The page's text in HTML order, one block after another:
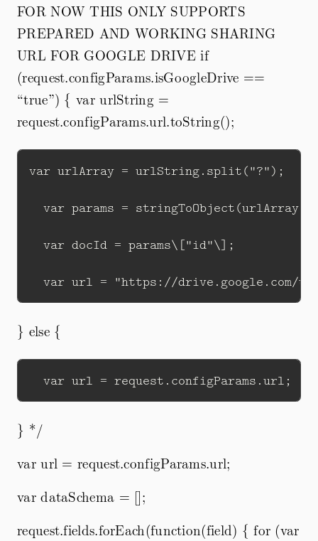
FOR NOW THIS ONLY SUPPORTS
PREPARED AND WORKING SHARING
URL FOR GOOGLE DRIVE if
(request.configParams.isGoogleDrive ==
“true”) { var urlString =
request.configParams.url.toString();
var urlArray = urlString.split("?");
var params = stringToObject(urlArray,
  var docId = params\["id"\];
} else {
} */
var url = request.configParams.url;
var dataSchema = [];
request.fields.forEach(function(field) { for (var